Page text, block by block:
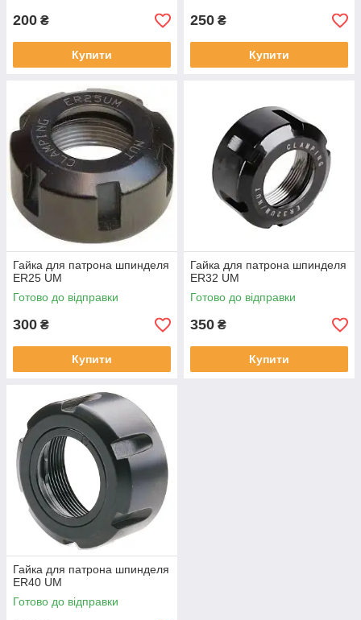
200 ₴
Купити
250 ₴
Купити
Гайка для патрона шпинделя
ER25 UM
Готово до відправки
300 ₴
Купити
Гайка для патрона шпинделя
ER32 UM
Готово до відправки
350 ₴
Купити
Гайка для патрона шпинделя
ER40 UM
Готово до відправки